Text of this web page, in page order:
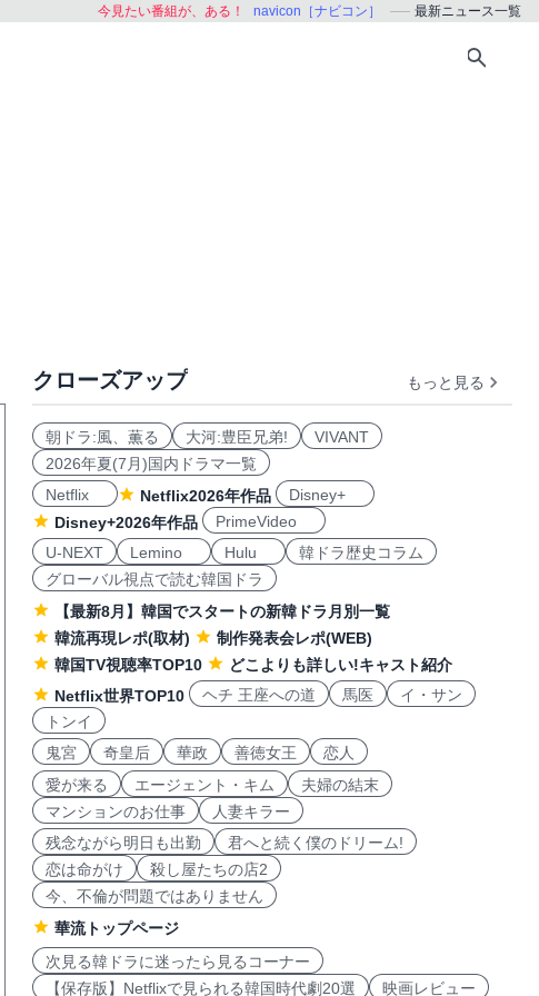
今見たい番組が、ある！ navicon［ナビコン］ 最新ニュース一覧
クローズアップ もっと見る
朝ドラ:風、薫る 大河:豊臣兄弟!
VIVANT
2026年夏(7月)国内ドラマ一覧
Netflix
Netflix2026年作品
Disney+
Disney+2026年作品
PrimeVideo
U-NEXT
Lemino Hulu
韓ドラ歴史コラム
グローバル視点で読む韓国ドラ
【最新8月】韓国でスタートの新韓ドラ月別一覧
韓流再現レポ(取材)
制作発表会レポ(WEB)
韓国TV視聴率TOP10
どこよりも詳しい!キャスト紹介
Netflix世界TOP10
ヘチ 王座への道 馬医
イ・サン
トンイ
鬼宮
奇皇后 華政 善徳女王
恋人
愛が来る
エージェント・キム
夫婦の結末
マンションのお仕事
人妻キラー
残念ながら明日も出勤
君へと続く僕のドリーム!
恋は命がけ
殺し屋たちの店2
今、不倫が問題ではありません
華流トップページ
次見る韓ドラに迷ったら見るコーナー
【保存版】Netflixで見られる韓国時代劇20選
映画レビュー